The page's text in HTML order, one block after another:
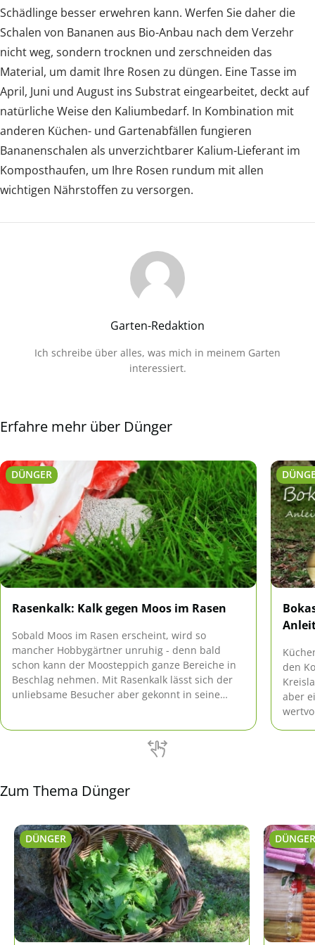
Schädlinge besser erwehren kann. Werfen Sie daher die
Schalen von Bananen aus Bio-Anbau nach dem Verzehr
nicht weg, sondern trocknen und zerschneiden das
Material, um damit Ihre Rosen zu düngen. Eine Tasse im
April, Juni und August ins Substrat eingearbeitet, deckt auf
natürliche Weise den Kaliumbedarf. In Kombination mit
anderen Küchen- und Gartenabfällen fungieren
Bananenschalen als unverzichtbarer Kalium-Lieferant im
Komposthaufen, um Ihre Rosen rundum mit allen
wichtigen Nährstoffen zu versorgen.
Garten-Redaktion
Ich schreibe über alles, was mich in meinem Garten
interessiert.
Erfahre mehr über Dünger
DÜNGER
Rasenkalk: Kalk gegen Moos im Rasen
Sobald Moos im Rasen erscheint, wird so
mancher Hobbygärtner unruhig - denn bald
schon kann der Moosteppich ganze Bereiche in
Beschlag nehmen. Mit Rasenkalk lässt sich der
unliebsame Besucher aber gekonnt in seine
den
aber
Zum Thema Dünger
DÜNGER DÜNGER